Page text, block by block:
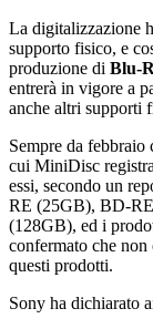
La digitalizzazione
supporto fisico, e
produzione di Blu-
entrerà in vigore a
anche altri supporti
Sempre da febbraio
cui MiniDisc
essi, secondo un
RE (25GB), BD-
(128GB), ed i
confermato che non
questi prodotti.
Sony ha dichiarato